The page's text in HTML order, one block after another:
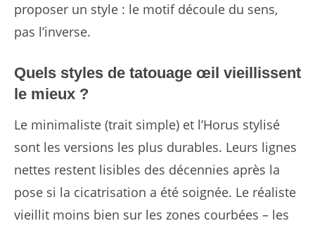
proposer un style : le motif découle du sens,
pas l’inverse.
Quels styles de tatouage œil vieillissent
le mieux ?
Le minimaliste (trait simple) et l’Horus stylisé
sont les versions les plus durables. Leurs lignes
nettes restent lisibles des décennies après la
pose si la cicatrisation a été soignée. Le réaliste
vieillit moins bien sur les zones courbées – les